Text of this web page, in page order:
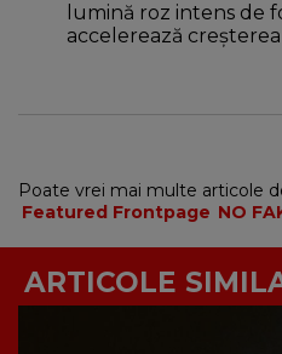
lumină roz intens de
accelerează
Poate vrei mai multe articole
Featured Frontpage NO
ARTICOLE